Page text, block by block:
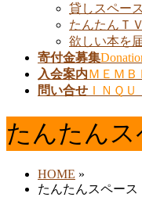
貸しスペース
たんたんＴＶ
欲しい本を
寄付金募集
入会案内ＭＥＭＢ
問い合せ ＩＮＱＵ
たんたんス
HOME »
たんたんスペース